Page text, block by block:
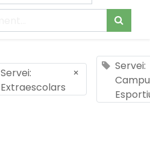
Servei:
Extraescolars
×
Servei: